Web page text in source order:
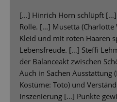
[...] Hinrich Horn schlüpft
Rolle. [...] Musetta
Kleid und mit roten Haaren
Lebensfreude. […] Steffi
der Balanceakt zwischen
Auch in Sachen Ausstattung
Kostüme: Toto) und
Inszenierung […] Punkte